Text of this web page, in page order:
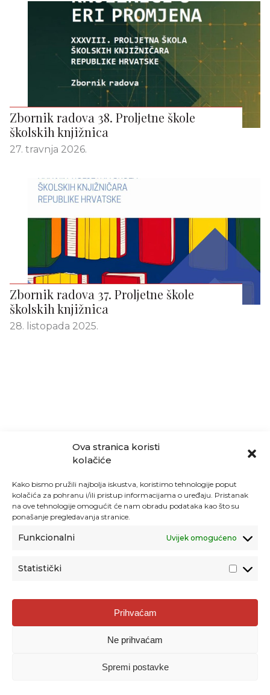
Ova stranica koristi
kolačiće
Kako bismo pružili najbolja iskustva, koristimo tehnologije poput
kolačića za pohranu i/ili pristup informacijama o uređaju. Pristanak
na ove tehnologije omogućit će nam obradu podataka kao što su
ponašanje pregledavanja stranice.
Funkcionalni Uvijek omogućeno
Statistički
Prihvaćam
Ne prihvaćam
Spremi postavke
Zbornik radova 38. Proljetne škole
školskih knjižnica
27. travnja 2026.
Zbornik radova 37. Proljetne škole
školskih knjižnica
28. listopada 2025.
Agencija za odgoj i obrazovanje
Donje Svetice 38, 10000 Zagreb
1778129
Prenošenje sadržaja dopušteno je uz navođenje izvora.